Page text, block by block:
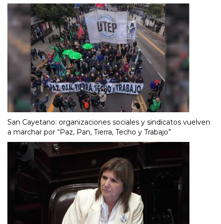
San Cayetano: organizaciones sociales y sindicatos vuelven
a marchar por “Paz, Pan, Tierra, Techo y Trabajo”